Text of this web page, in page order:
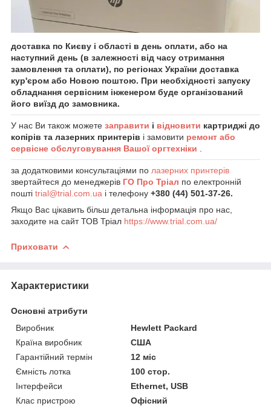
доставка по Києву і області в день оплати, або на
наступний день (в залежності від часу отримання
замовлення та оплати), по регіонах України доставка
кур'єром або Новою поштою. При необхідності запуску
обладнання сервісним інженером буде організований
його виїзд до замовника.
У нас Ви також можете заправити і відновити картриджі до
копірів та лазерних принтерів і замовити ремонт або
сервісне обслуговування Вашої оргтехніки
за додатковими консультаціями по лазерних принтерів
звертайтеся до менеджерів ГО Про Тріал по електронній
пошті trial@trial.com.ua і телефону +380 (44) 501-37-26.
Якщо Вас цікавить більш детальна інформація про нас,
заходите на сайт ТОВ Тріал https://www.trial.com.ua/
Приховати
Характеристики
Основні атрибути
Виробник
Hewlett Packard
Країна виробник
США
Гарантійний термін
12 міс
Ємність лотка
100 стор.
Інтерфейси
Ethernet, USB
Клас пристрою
Офісний